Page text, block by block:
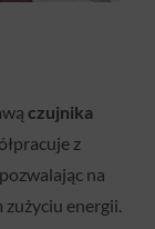
czujnika
z
na
zużyciu energii.